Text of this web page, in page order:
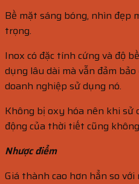
Bề mặt sáng bóng, nhìn đẹp
trọng.
Inox có đặc tính cứng và độ
dụng lâu dài mà vẫn đảm
doanh nghiệp sử dụng nó.
Không bị oxy hóa nên khi sử
động của thời tiết cũng
Nhược điểm
Giá thành cao hơn hẳn so